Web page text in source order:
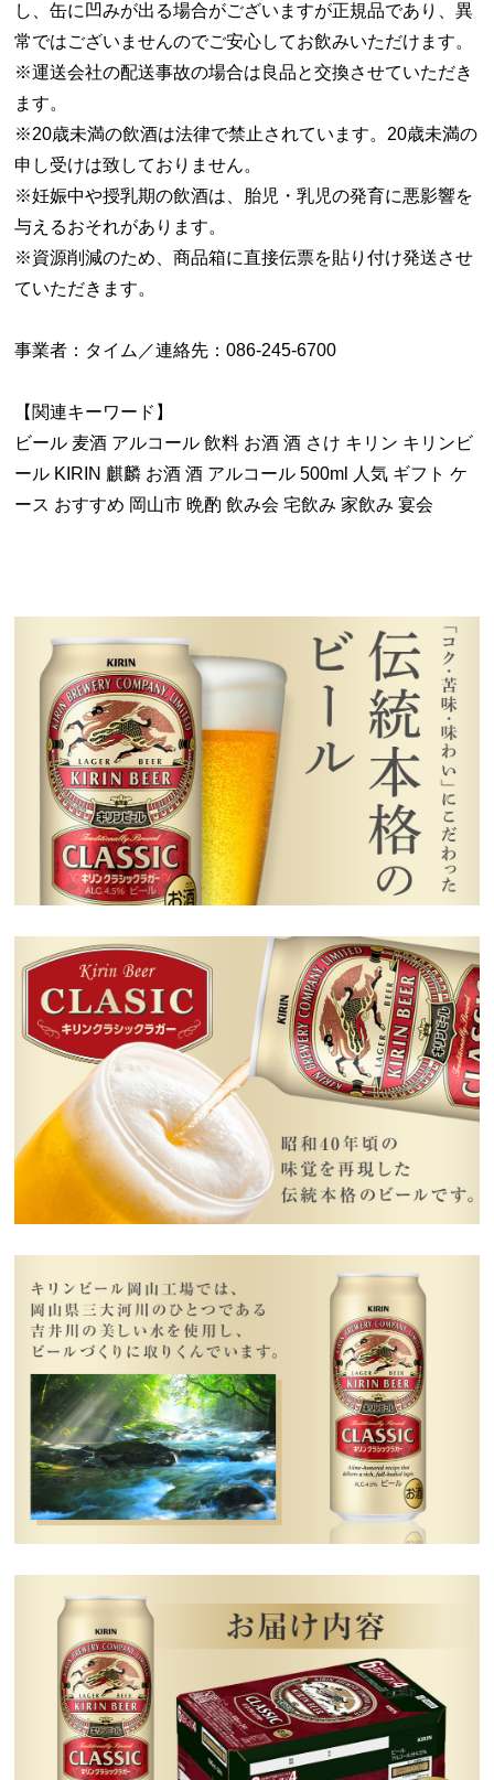
し、缶に凹みが出る場合がございますが正規品であり、異
常ではございませんのでご安心してお飲みいただけます。
※運送会社の配送事故の場合は良品と交換させていただき
ます。
※20歳未満の飲酒は法律で禁止されています。20歳未満の
申し受けは致しておりません。
※妊娠中や授乳期の飲酒は、胎児・乳児の発育に悪影響を
与えるおそれがあります。
※資源削減のため、商品箱に直接伝票を貼り付け発送させ
ていただきます。
事業者：タイム／連絡先：086-245-6700
【関連キーワード】
ビール 麦酒 アルコール 飲料 お酒 酒 さけ キリン キリンビ
ール KIRIN 麒麟 お酒 酒 アルコール 500ml 人気 ギフト ケ
ース おすすめ 岡山市 晩酌 飲み会 宅飲み 家飲み 宴会